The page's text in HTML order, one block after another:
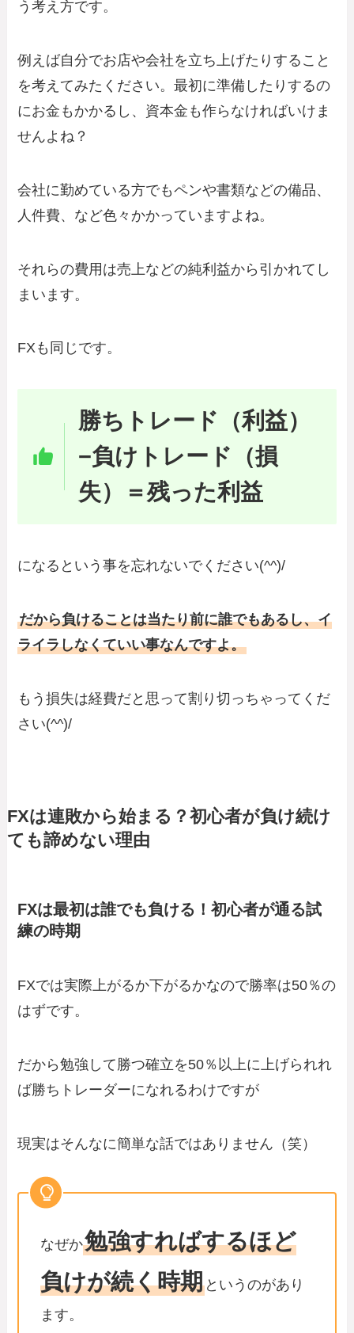
う考え方です。
例えば自分でお店や会社を立ち上げたりすること
を考えてみたください。最初に準備したりするの
にお金もかかるし、資本金も作らなければいけま
せんよね？
会社に勤めている方でもペンや書類などの備品、
人件費、など色々かかっていますよね。
それらの費用は売上などの純利益から引かれてし
まいます。
FXも同じです。
勝ちトレード（利益）
−負けトレード（損
失）＝残った利益
になるという事を忘れないでください(^^)/
だから負けることは当たり前に誰でもあるし、イ
ライラしなくていい事なんですよ。
もう損失は経費だと思って割り切っちゃってくだ
さい(^^)/
FXは連敗から始まる？初心者が負け続け
ても諦めない理由
FXは最初は誰でも負ける！初心者が通る試
練の時期
FXでは実際上がるか下がるかなので勝率は50％の
はずです。
だから勉強して勝つ確立を50％以上に上げられれ
ば勝ちトレーダーになれるわけですが
現実はそんなに簡単な話ではありません（笑）
なぜか勉強すればするほど
負けが続く時期 というのがあり
ます。